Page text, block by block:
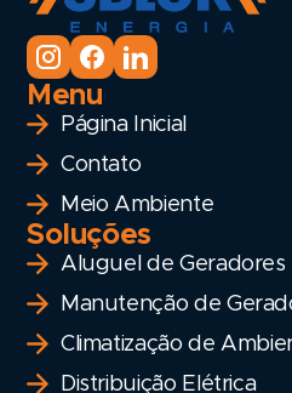
Menu
Página Inicial
Contato
Meio Ambiente
Soluções
Aluguel de Geradores
Manutenção de
Climatização de
Distribuição Elétrica